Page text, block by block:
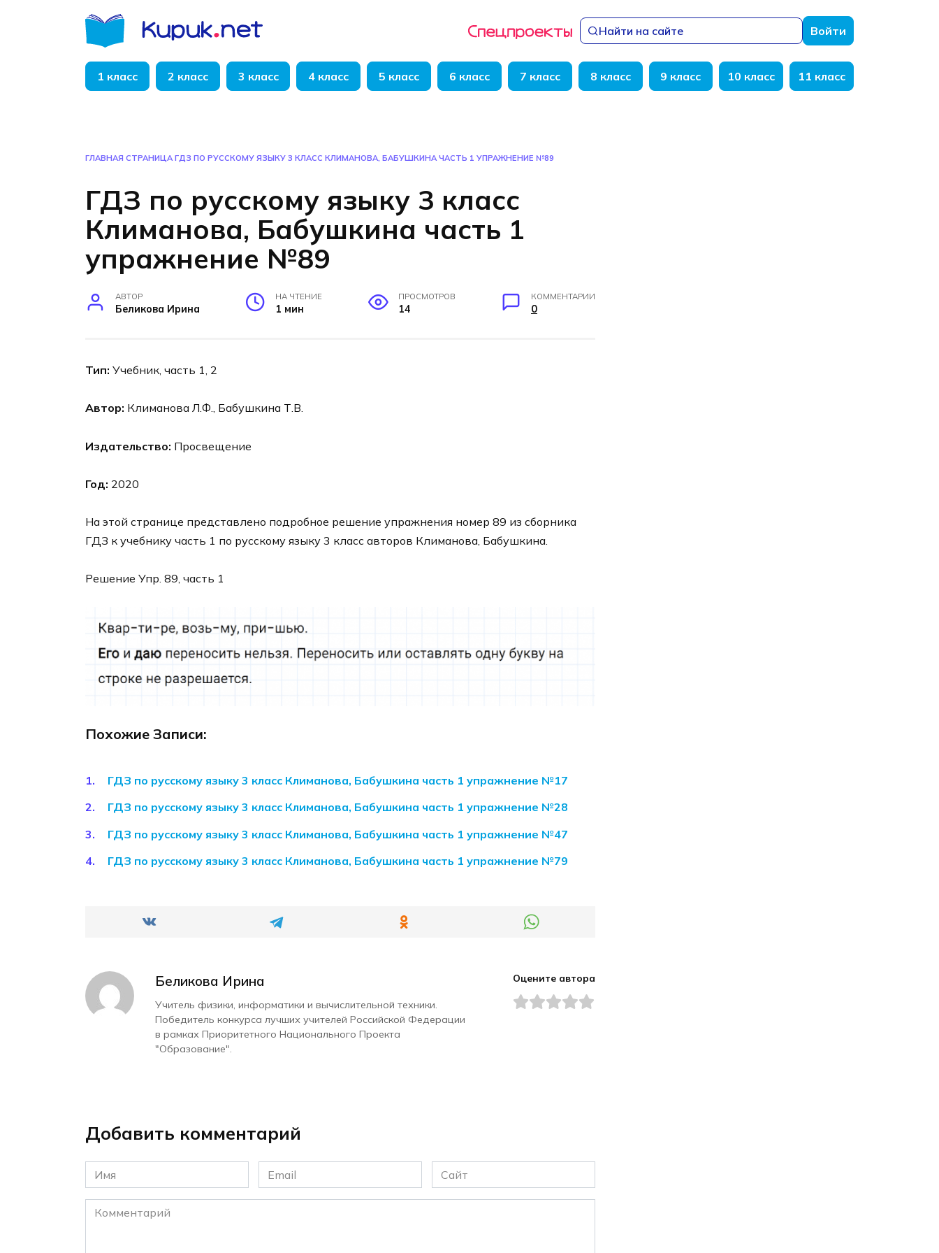
Найти на сайте Войти
1 класс 2 класс 3 класс 4 класс 5 класс 6 класс 7 класс 8 класс 9 класс 10 класс 11 класс
ГЛАВНАЯ СТРАНИЦА ГДЗ ПО РУССКОМУ ЯЗЫКУ 3 КЛАСС КЛИМАНОВА, БАБУШКИНА ЧАСТЬ 1 УПРАЖНЕНИЕ №89
ГДЗ по русскому языку 3 класс
Климанова, Бабушкина часть 1
упражнение №89
АВТОР
Беликова Ирина
НА ЧТЕНИЕ
1 мин
ПРОСМОТРОВ
14
КОММЕНТАРИИ
0
Тип: Учебник, часть 1, 2
Автор: Климанова Л.Ф., Бабушкина Т.В.
Издательство: Просвещение
Год: 2020
На этой странице представлено подробное решение упражнения номер 89 из сборника
ГДЗ к учебнику часть 1 по русскому языку 3 класс авторов Климанова, Бабушкина.
Решение Упр. 89, часть 1
Похожие Записи:
ГДЗ по русскому языку 3 класс Климанова, Бабушкина часть 1 упражнение №17
ГДЗ по русскому языку 3 класс Климанова, Бабушкина часть 1 упражнение №28
ГДЗ по русскому языку 3 класс Климанова, Бабушкина часть 1 упражнение №47
ГДЗ по русскому языку 3 класс Климанова, Бабушкина часть 1 упражнение №79
Беликова Ирина
Учитель физики, информатики и вычислительной техники.
Победитель конкурса лучших учителей Российской Федерации
в рамках Приоритетного Национального Проекта
"Образование".
Оцените автора
Добавить комментарий
Имя
*
Email
*
Сайт
Комментарий